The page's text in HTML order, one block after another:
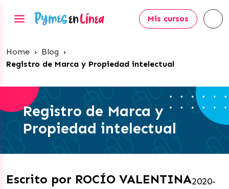
Mis cursos
Home › Blog ›
Registro de Marca y Propiedad intelectual
Registro de Marca y
Propiedad intelectual
Escrito por ROCÍO VALENTINA2020-